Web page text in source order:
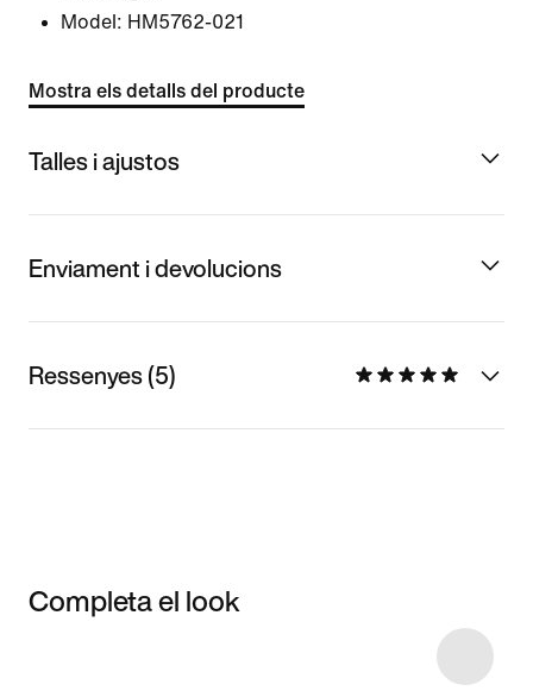
Model: HM5762-021
Mostra els detalls del producte
Talles i ajustos
Enviament i devolucions
Ressenyes (5)
Completa el look